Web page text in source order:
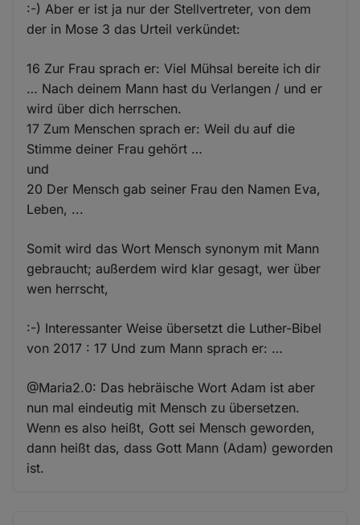
:-) Aber er ist ja nur der Stellvertreter, von dem
der in Mose 3 das Urteil verkündet:
16 Zur Frau sprach er: Viel Mühsal bereite ich dir
… Nach deinem Mann hast du Verlangen / und er
wird über dich herrschen.
17 Zum Menschen sprach er: Weil du auf die
Stimme deiner Frau gehört …
und
20 Der Mensch gab seiner Frau den Namen Eva,
Leben, ...
Somit wird das Wort Mensch synonym mit Mann
gebraucht; außerdem wird klar gesagt, wer über
wen herrscht,
:-) Interessanter Weise übersetzt die Luther-Bibel
von 2017 : 17 Und zum Mann sprach er: …
@Maria2.0: Das hebräische Wort Adam ist aber
nun mal eindeutig mit Mensch zu übersetzen.
Wenn es also heißt, Gott sei Mensch geworden,
dann heißt das, dass Gott Mann (Adam) geworden
ist.